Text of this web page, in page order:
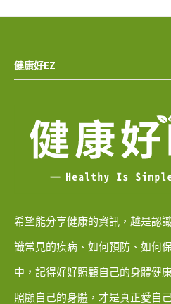
健康好EZ
希望能分享健康的資訊，越是認
識常見的疾病、如何預防、如何
中，記得好好照顧自己的身體健
照顧自己的身體，才是真正愛自